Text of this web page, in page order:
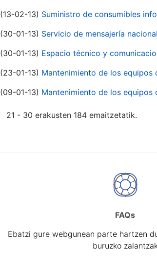
(13-02-13) Suministro de consumibles
(30-01-13) Servicio de mensajería
(30-01-13) Espacio técnico y
(23-01-13) Mantenimiento de los equipos
(09-01-13) Mantenimiento de los equipos
21 - 30 erakusten 184 emaitzetatik.
FAQs
Ebatzi gure webgunean parte hartzen
buruzko